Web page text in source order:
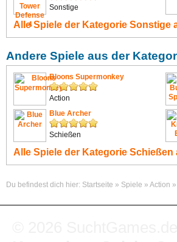
Sonstige
Alle Spiele der Kategorie Sonstige
Andere Spiele aus der
Bloons Supermonkey
Action
Blue Archer
Schießen
Alle Spiele der Kategorie Schießen
Du befindest dich hier: Startseite » Spiele » Action »